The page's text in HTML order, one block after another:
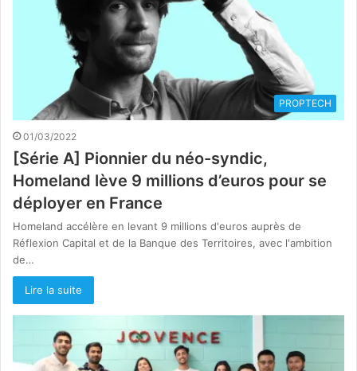
PROPTECH
01/03/2022
[Série A] Pionnier du néo-syndic,
Homeland lève 9 millions d’euros pour se
déployer en France
Homeland accélère en levant 9 millions d'euros auprès de
Réflexion Capital et de la Banque des Territoires, avec l'ambition
de…
Lire la suite